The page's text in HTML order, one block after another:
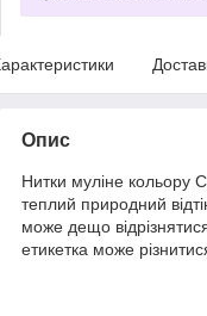
Опис
Нитки муліне кольору
теплий природний
може дещо
етикетка може